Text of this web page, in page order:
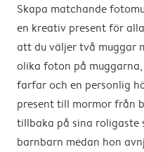
Skapa matchande
en kreativ present för
att du väljer två muggar
olika foton på
farfar och en personlig
present till mormor från
tillbaka på sina roligaste
barnbarn medan hon